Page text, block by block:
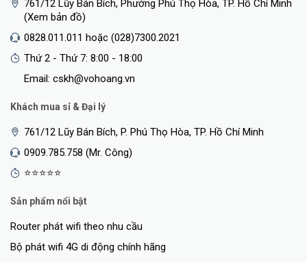
Device Management
<Hotline: 0828.011.011 - (028)7300.2021 - VoHoang.vn>
761/12 Lũy Bán Bích, Phường Phú Thọ Hòa, TP. Hồ Chí Minh
(Xem bản đồ)
0828.011.011 hoặc (028)7300.2021
Thứ 2 - Thứ 7: 8:00 - 18:00
Email: cskh@vohoang.vn
Khách mua sỉ & Đại lý
761/12 Lũy Bán Bích, P. Phú Thọ Hòa, TP. Hồ Chí Minh
0909.785.758 (Mr. Công)
⭐⭐⭐⭐⭐
Sản phẩm nổi bật
Router phát wifi theo nhu cầu
Bộ phát wifi 4G di động chính hãng